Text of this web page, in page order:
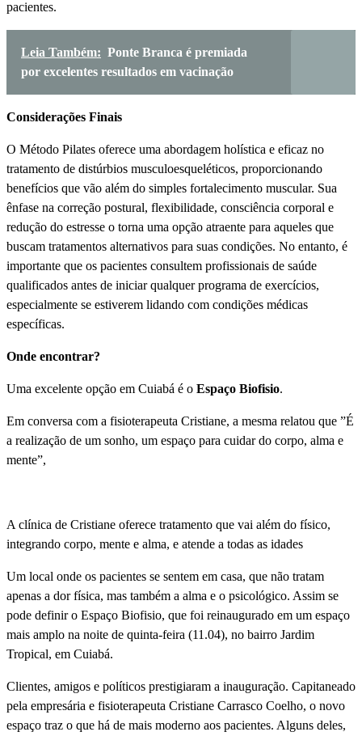
pacientes.
Leia Também: Ponte Branca é premiada
por excelentes resultados em vacinação
Considerações Finais
O Método Pilates oferece uma abordagem holística e eficaz no
tratamento de distúrbios musculoesqueléticos, proporcionando
benefícios que vão além do simples fortalecimento muscular. Sua
ênfase na correção postural, flexibilidade, consciência corporal e
redução do estresse o torna uma opção atraente para aqueles que
buscam tratamentos alternativos para suas condições. No entanto, é
importante que os pacientes consultem profissionais de saúde
qualificados antes de iniciar qualquer programa de exercícios,
especialmente se estiverem lidando com condições médicas
específicas.
Onde encontrar?
Uma excelente opção em Cuiabá é o Espaço Biofisio.
Em conversa com a fisioterapeuta Cristiane, a mesma relatou que ”É
a realização de um sonho, um espaço para cuidar do corpo, alma e
mente”,
A clínica de Cristiane oferece tratamento que vai além do físico,
integrando corpo, mente e alma, e atende a todas as idades
Um local onde os pacientes se sentem em casa, que não tratam
apenas a dor física, mas também a alma e o psicológico. Assim se
pode definir o Espaço Biofisio, que foi reinaugurado em um espaço
mais amplo na noite de quinta-feira (11.04), no bairro Jardim
Tropical, em Cuiabá.
Clientes, amigos e políticos prestigiaram a inauguração. Capitaneado
pela empresária e fisioterapeuta Cristiane Carrasco Coelho, o novo
espaço traz o que há de mais moderno aos pacientes. Alguns deles,